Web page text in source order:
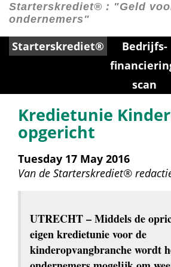
Starterskrediet® : "Geld
ondernemers"
Starterskrediet®
Bedrijfs­
scan
Kredietunie
opgericht
Tuesday 17 May 2016
Van de Starterskrediet®
UTRECHT – Middels de
eigen kredietunie voor de
kinderopvangbranche wordt